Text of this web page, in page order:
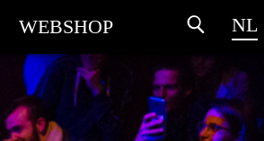
NL
WEBSHOP